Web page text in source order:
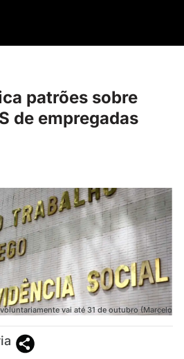
patrões sobre
de empregadas
vai até 31 de outubro (Marcelo